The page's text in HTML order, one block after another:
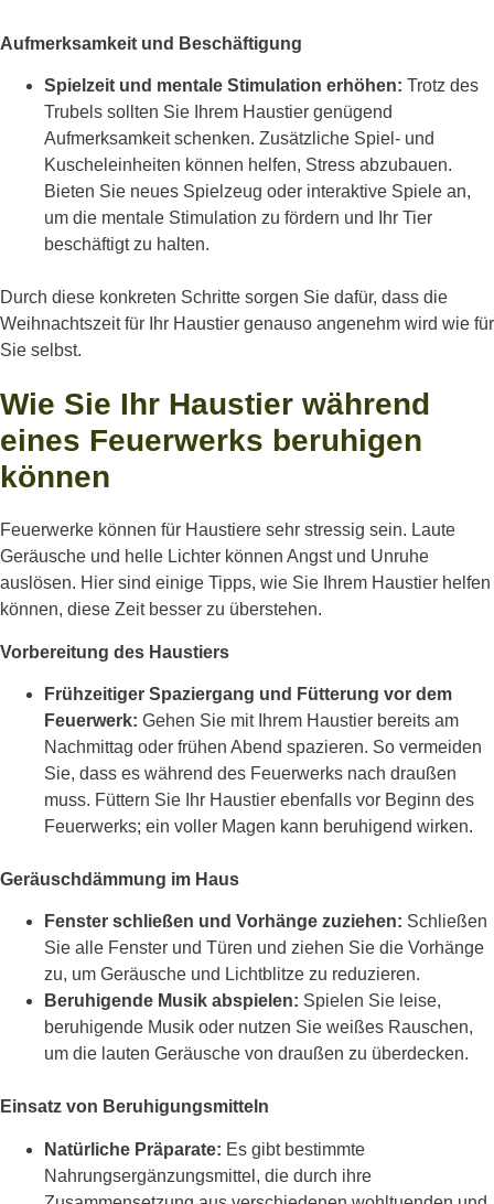
Aufmerksamkeit und Beschäftigung
Spielzeit und mentale Stimulation erhöhen: Trotz des
Trubels sollten Sie Ihrem Haustier genügend
Aufmerksamkeit schenken. Zusätzliche Spiel- und
Kuscheleinheiten können helfen, Stress abzubauen.
Bieten Sie neues Spielzeug oder interaktive Spiele an,
um die mentale Stimulation zu fördern und Ihr Tier
beschäftigt zu halten.
Durch diese konkreten Schritte sorgen Sie dafür, dass die
Weihnachtszeit für Ihr Haustier genauso angenehm wird wie für
Sie selbst.
Wie Sie Ihr Haustier während
eines Feuerwerks beruhigen
können
Feuerwerke können für Haustiere sehr stressig sein. Laute
Geräusche und helle Lichter können Angst und Unruhe
auslösen. Hier sind einige Tipps, wie Sie Ihrem Haustier helfen
können, diese Zeit besser zu überstehen.
Vorbereitung des Haustiers
Frühzeitiger Spaziergang und Fütterung vor dem
Feuerwerk: Gehen Sie mit Ihrem Haustier bereits am
Nachmittag oder frühen Abend spazieren. So vermeiden
Sie, dass es während des Feuerwerks nach draußen
muss. Füttern Sie Ihr Haustier ebenfalls vor Beginn des
Feuerwerks; ein voller Magen kann beruhigend wirken.
Geräuschdämmung im Haus
Fenster schließen und Vorhänge zuziehen: Schließen
Sie alle Fenster und Türen und ziehen Sie die Vorhänge
zu, um Geräusche und Lichtblitze zu reduzieren.
Beruhigende Musik abspielen: Spielen Sie leise,
beruhigende Musik oder nutzen Sie weißes Rauschen,
um die lauten Geräusche von draußen zu überdecken.
Einsatz von Beruhigungsmitteln
Natürliche Präparate: Es gibt bestimmte
Nahrungsergänzungsmittel, die durch ihre